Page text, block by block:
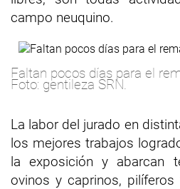
campo neuquino.
Faltan pocos días para el
Foto: gentileza SRN.
La labor del jurado en
los mejores trabajos
la exposición y abarcan
ovinos y caprinos,